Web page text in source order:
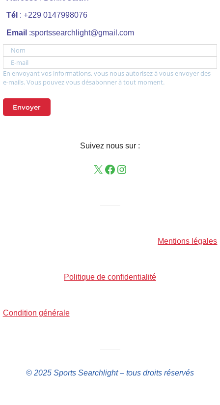
Tél : +229 0147998076
Email :sportssearchlight@gmail.com
Nom
E-mail
En envoyant vos informations, vous nous autorisez à vous envoyer des
e-mails. Vous pouvez vous désabonner à tout moment.
Envoyer
Suivez nous sur :
Mentions légales
Politique de confidentialité
Condition générale
© 2025 Sports Searchlight – tous droits réservés